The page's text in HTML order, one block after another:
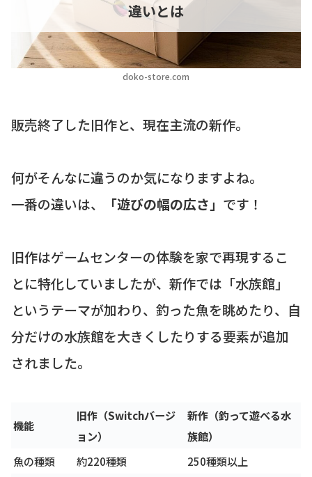
doko-store.com
違いとは
販売終了した旧作と、現在主流の新作。
何がそんなに違うのか気になりますよね。
一番の違いは、
「遊びの幅の広さ」 です！
旧作はゲームセンターの体験を家で再現するこ
とに特化していましたが、新作では「水族館」
というテーマが加わり、釣った魚を眺めたり、自
分だけの水族館を大きくしたりする要素が追加
されました。
機能
旧作（Switchバージ
ョン）
新作（釣って遊べる水
族館）
魚の種類
約220種類
250種類以上